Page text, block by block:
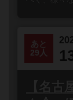
あと
29人
【名